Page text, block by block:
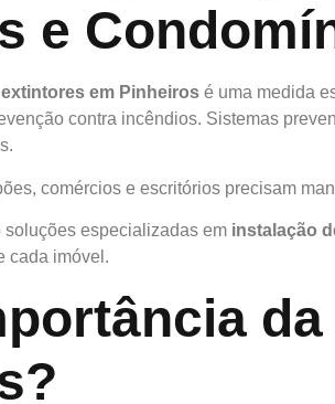
e
em Pinheiros é uma medida
contra incêndios. Sistemas
comércios e escritórios precisam
soluções especializadas em instalação
cada imóvel.